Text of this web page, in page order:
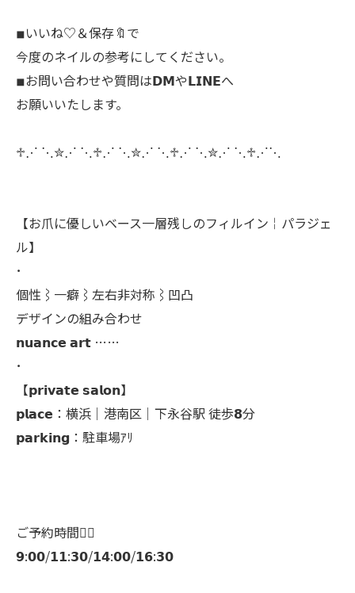
◾︎いいね♡＆保存🔖で
今度のネイルの参考にしてください。
◾︎お問い合わせや質問は𝗗𝗠や𝗟𝗜𝗡𝗘へ
お願いいたします。
♱⋰ ⋱✮⋰ ⋱♱⋰ ⋱✮⋰ ⋱♱⋰ ⋱✮⋰ ⋱♱⋰⋱
【お爪に優しいベース一層残しのフィルイン￤パラジェ
ル】
･
個性⌇一癖⌇左右非対称⌇凹凸
デザインの組み合わせ
𝗻𝘂𝗮𝗻𝗰𝗲 𝗮𝗿𝘁 ……
･
【𝗽𝗿𝗶𝘃𝗮𝘁𝗲 𝘀𝗮𝗹𝗼𝗻】
𝗽𝗹𝗮𝗰𝗲：横浜│港南区│下永谷駅 徒歩𝟴分
𝗽𝗮𝗿𝗸𝗶𝗻𝗴：駐車場ｱﾘ
ご予約時間👇🏻
𝟵:𝟬𝟬/𝟭𝟭:𝟯𝟬/𝟭𝟰:𝟬𝟬/𝟭𝟲:𝟯𝟬